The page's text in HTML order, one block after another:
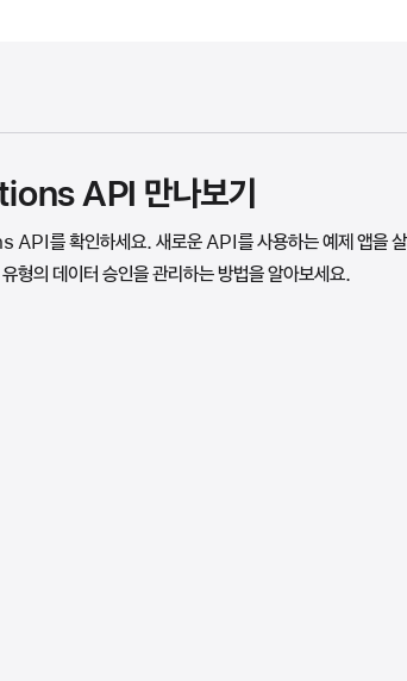
API 만나보기
확인하세요. 새로운 API를 사용하는 예제 앱을 살
형의 데이터 승인을 관리하는 방법을 알아보세요.